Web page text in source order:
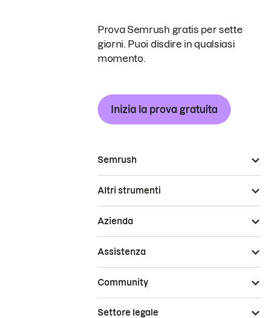
Prova Semrush gratis per sette
giorni. Puoi disdire in qualsiasi
momento.
Inizia la prova gratuita
Semrush
Altri strumenti
Azienda
Assistenza
Community
Settore legale